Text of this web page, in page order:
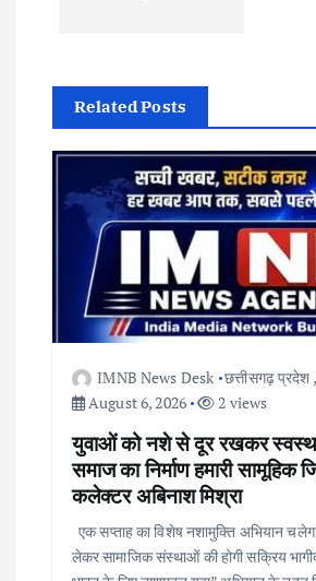
v
Related Posts
IMNB News Desk छत्तीसगढ़ प्रदेश
August 6, 2026
2 views
युवाओं को नशे से दूर रखकर
समाज का निर्माण हमारी सामूहिक
कलेक्टर अबिनाश मिश्रा
एक सप्ताह का विशेष नशामुक्ति अभियान
लेकर सामाजिक संस्थाओं की होगी सक्रिय